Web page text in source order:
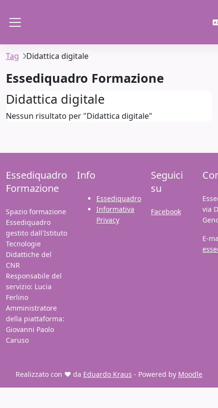
Tag Didattica digitale
Essediquadro Formazione
Didattica digitale
Nessun risultato per "Didattica digitale"
Essediquadro
Formazione
Spazio formazione
Essediquadro
gestito dall'Istituto
Tecnologie
Didattiche del
CNR
Responsabile del
servizio: Lucia
Ferlino
Amministratore
della piattaforma:
Giovanni Paolo
Caruso
Info
Essediquadro
Informativa
Privacy
Seguici
su
Facebook
via
E-
Realizzato con ❤️ da Eduardo Kraus - Powered by Moodle